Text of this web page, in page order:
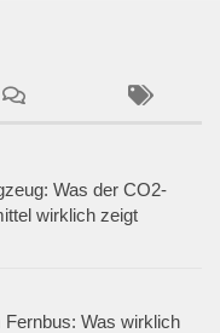
Was der CO2-
wirklich zeigt
Was wirklich